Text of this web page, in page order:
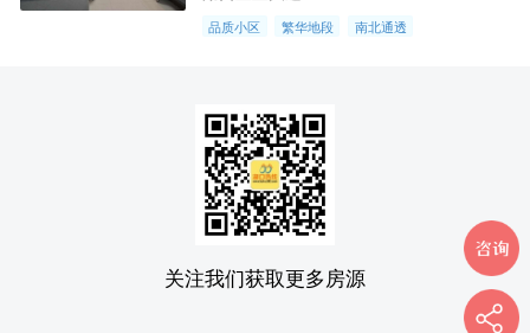
品质小区 繁华地段 南北通透
关注我们获取更多房源